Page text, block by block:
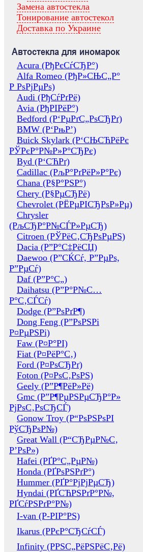
Замена автостекла
Тонирование автостекол
Доставка по Украине
Автостекла для иномарок
Acura (РђРєСѓСЂР°)
Alfa Romeo (РђР»СЊС„Р°
Р РѕРјРµРѕ)
Audi (РђСѓРґРё)
Avia (РђРІРёР°)
Bedford (Р‘РµРґС„РѕСЂРґ)
BMW (Р‘РњР’)
Buick Skylark (Р‘СЊСЋРёРє
РЎРєР°Р№Р»Р°СЂРє)
Byd (Р‘СЋРґ)
Cadillac (РљР°РґРёР»Р°Рє)
Chana (Р§Р°РЅР°)
Chery (Р§РµСЂРё)
Chevrolet (РЁРµРІСЂРѕР»Рµ)
Chrysler
(РљСЂР°Р№СЃР»РµСЂ)
Citroen (РЎРёС‚СЂРѕРµРЅ)
Dacia (Р”Р°С‡РёСЏ)
Daewoo (Р”СЌСѓ, Р”РµРѕ,
Р”РµСѓ)
Daf (Р”Р°С„)
Daihatsu (Р”Р°Р№С…
Р°С‚СЃСѓ)
Dodge (Р”РѕРґР¶)
Dong Feng (Р”РѕРЅРі
Р¤РµРЅРі)
Faw (Р¤Р°РІ)
Fiat (Р¤РёР°С‚)
Ford (Р¤РѕСЂРґ)
Foton (Р¤РѕС‚РѕРЅ)
Geely (Р”Р¶РёР»Рё)
Gmc (Р”Р¶РµРЅРµСЂР°Р»
РјРѕС‚РѕСЂСЃ)
Gonow Troy (Р“РѕРЅРѕРІ
РўСЂРѕР№)
Great Wall (Р“СЂРµР№С‚
Р’РѕР»)
Hafei (РҐР°С„РµР№)
Honda (РҐРѕРЅРґР°)
Hummer (РҐР°РјРјРµСЂ)
Hyndai (РҐСЋРЅРґР°Р№,
РҐСѓРЅРґР°Р№)
I-van (Р-РІР°РЅ)
Ikarus (РРєР°СЂСѓСЃ)
Infinity (РРЅС„РёРЅРёС‚Рё)